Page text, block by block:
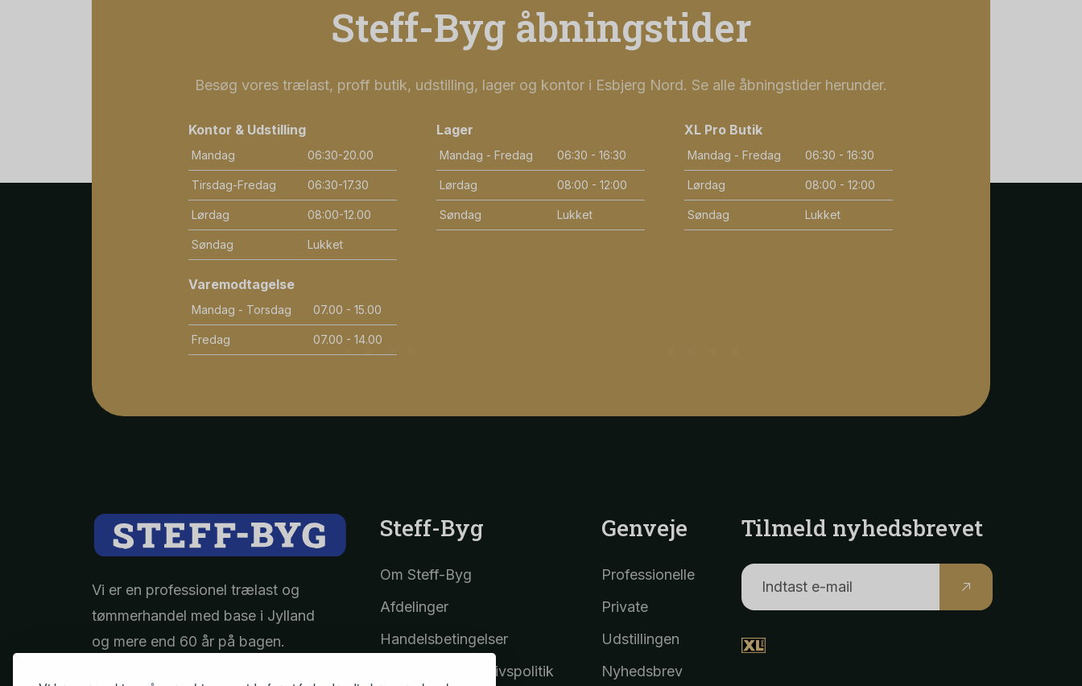
Steff-Byg åbningstider
Besøg vores trælast, proff butik, udstilling, lager og kontor i Esbjerg Nord. Se alle åbningstider herunder.
Kontor & Udstilling
Mandag 06:30-20.00
Tirsdag-Fredag 06:30-17.30
Lørdag 08:00-12.00
Søndag Lukket
Lager
Mandag - Fredag 06:30 - 16:30
Lørdag 08:00 - 12:00
Søndag Lukket
XL Pro Butik
Mandag - Fredag 06:30 - 16:30
Lørdag 08:00 - 12:00
Søndag Lukket
Varemodtagelse
Mandag - Torsdag 07.00 - 15.00
Fredag 07.00 - 14.00
Vi er en professionel trælast og
tømmerhandel med base i Jylland
og mere end 60 år på bagen.
Steff-Byg
Om Steff-Byg
Afdelinger
Handelsbetingelser
Cookie og Privatlivspolitik
Genveje
Professionelle
Private
Udstillingen
Nyhedsbrev
Tilmeld nyhedsbrevet